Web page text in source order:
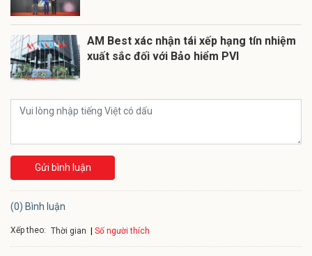
AM Best xác nhận tái xếp hạng tín nhiệm
xuất sắc đối với Bảo hiểm PVI
Gửi bình luận
(0) Bình luận
Xếp theo: Thời gian Số người thích